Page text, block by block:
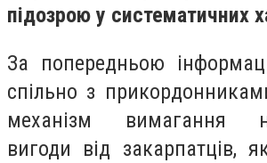
підозрою у систематичних
За попередньою
спільно з
механізм вимагання
вигоди від закарпатців,